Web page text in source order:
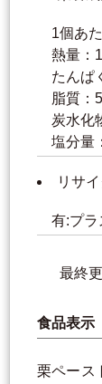
1個あ
熱量：
たんぱ
脂質：
炭水化
塩分量
リサ
有:プラ
最終
食品表示
栗ペース